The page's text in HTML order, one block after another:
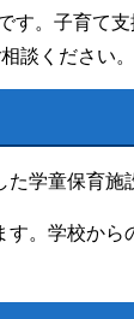
す。子育て
談ください。
学童保育施
す。学校から